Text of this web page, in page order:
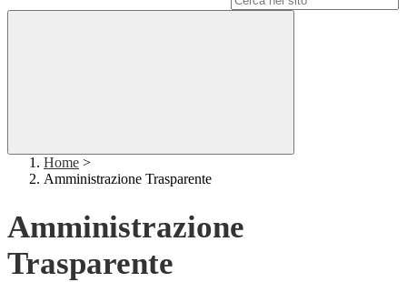
Home >
Amministrazione Trasparente
Amministrazione
Trasparente